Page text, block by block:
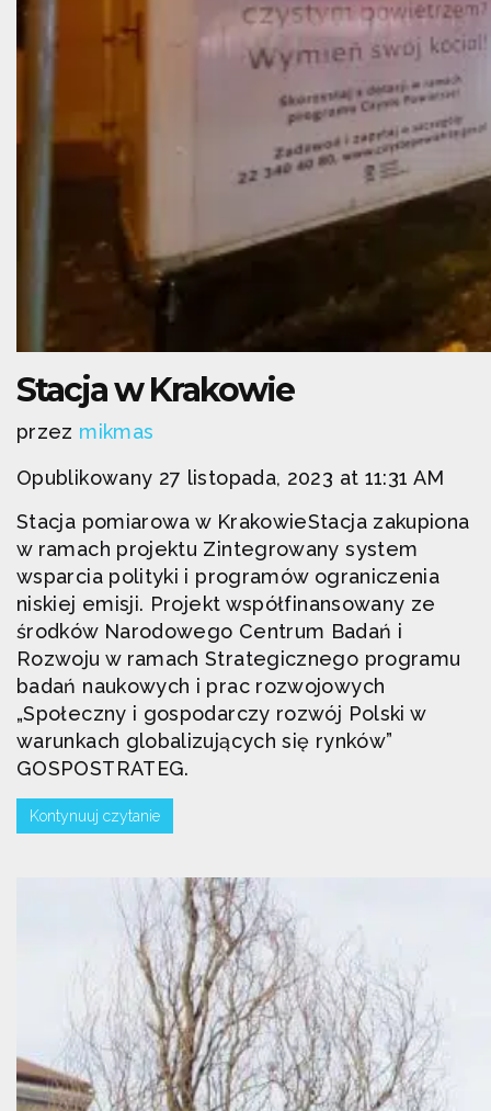
Stacja w Krakowie
przez mikmas
Opublikowany 27 listopada, 2023 at 11:31 AM
Stacja pomiarowa w KrakowieStacja zakupiona
w ramach projektu Zintegrowany system
wsparcia polityki i programów ograniczenia
niskiej emisji. Projekt współfinansowany ze
środków Narodowego Centrum Badań i
Rozwoju w ramach Strategicznego programu
badań naukowych i prac rozwojowych
„Społeczny i gospodarczy rozwój Polski w
warunkach globalizujących się rynków”
GOSPOSTRATEG.
Kontynuuj czytanie